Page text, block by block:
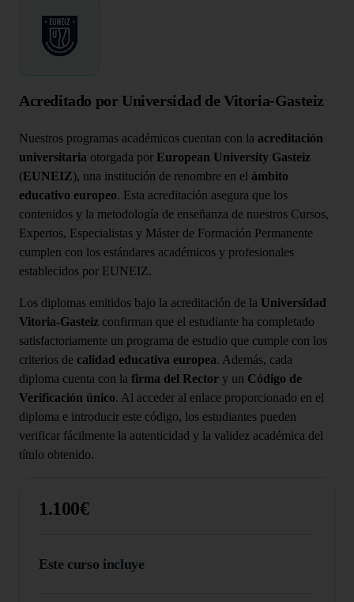
Acreditado por Universidad de Vitoria-Gasteiz
Nuestros programas académicos cuentan con la acreditación
universitaria otorgada por European University Gasteiz
(EUNEIZ), una institución de renombre en el ámbito
educativo europeo. Esta acreditación asegura que los
contenidos y la metodología de enseñanza de nuestros Cursos,
Expertos, Especialistas y Máster de Formación Permanente
cumplen con los estándares académicos y profesionales
establecidos por EUNEIZ.
Los diplomas emitidos bajo la acreditación de la Universidad
Vitoria-Gasteiz confirman que el estudiante ha completado
satisfactoriamente un programa de estudio que cumple con los
criterios de calidad educativa europea. Además, cada
diploma cuenta con la firma del Rector y un Código de
Verificación único. Al acceder al enlace proporcionado en el
diploma e introducir este código, los estudiantes pueden
verificar fácilmente la autenticidad y la validez académica del
título obtenido.
1.100€
Este curso incluye